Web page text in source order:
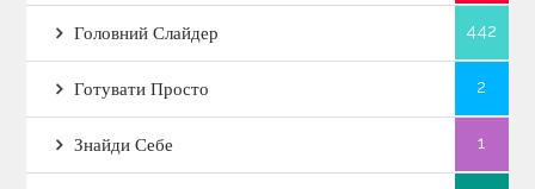
Головний Слайдер 442
Готувати Просто 2
Знайди Себе 1